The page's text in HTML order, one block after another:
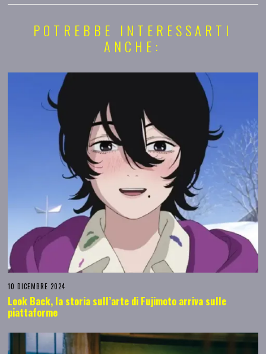
POTREBBE INTERESSARTI
ANCHE:
10 DICEMBRE 2024
Look Back, la storia sull’arte di Fujimoto arriva sulle
piattaforme